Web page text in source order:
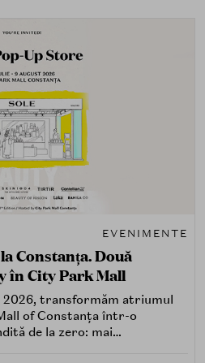
EVENIMENTE
Constanța. Două
în City Park Mall
2026, transformăm atriumul
of Constanța într-o
de la zero: mai